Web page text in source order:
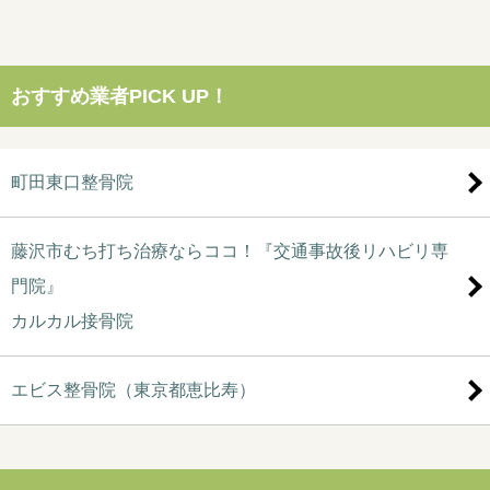
おすすめ業者PICK UP！
町田東口整骨院
藤沢市むち打ち治療ならココ！『交通事故後リハビリ専
門院』
カルカル接骨院
エビス整骨院（東京都恵比寿）